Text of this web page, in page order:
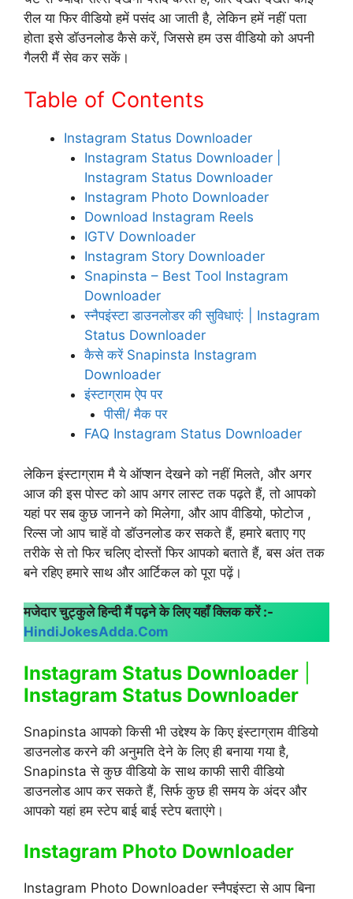
रील या फिर वीडियो हमें पसंद आ जाती है, लेकिन हमें नहीं पता
होता इसे डॉउनलोड कैसे करें, जिससे हम उस वीडियो को अपनी
गैलरी मैं सेव कर सकें।
Table of Contents
Instagram Status Downloader
Instagram Status Downloader |
Instagram Status Downloader
Instagram Photo Downloader
Download Instagram Reels
IGTV Downloader
Instagram Story Downloader
Snapinsta – Best Tool Instagram
Downloader
स्नैपइंस्टा डाउनलोडर की सुविधाएं: | Instagram
Status Downloader
कैसे करें Snapinsta Instagram
Downloader
इंस्टाग्राम ऐप पर
पीसी/ मैक पर
FAQ Instagram Status Downloader
लेकिन इंस्टाग्राम मै ये ऑप्शन देखने को नहीं मिलते, और अगर
आज की इस पोस्ट को आप अगर लास्ट तक पढ़ते हैं, तो आपको
यहां पर सब कुछ जानने को मिलेगा, और आप वीडियो, फोटोज ,
रिल्स जो आप चाहें वो डॉउनलोड कर सकते हैं, हमारे बताए गए
तरीके से तो फिर चलिए दोस्तों फिर आपको बताते हैं, बस अंत तक
बने रहिए हमारे साथ और आर्टिकल को पूरा पढ़ें।
मजेदार चुट्कुले हिन्दी मैं पढ़ने के लिए यहाँ क्लिक करें :-
HindiJokesAdda.Com
Instagram Status Downloader
Instagram Status Downloader
Snapinsta आपको किसी भी उद्देश्य के किए इंस्टाग्राम वीडियो
डाउनलोड करने की अनुमति देने के लिए ही बनाया गया है,
Snapinsta से कुछ वीडियो के साथ काफी सारी वीडियो
डाउनलोड आप कर सकते हैं, सिर्फ कुछ ही समय के अंदर और
आपको यहां हम स्टेप बाई बाई स्टेप बताएंगे।
Instagram Photo Downloader
Instagram Photo Downloader स्नैपइंस्टा से आप बिना